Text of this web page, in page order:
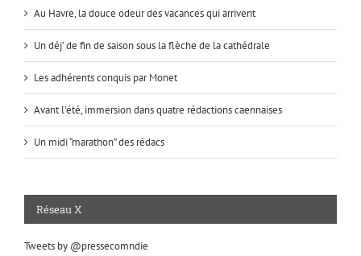
Au Havre, la douce odeur des vacances qui arrivent
Un déj’ de fin de saison sous la flèche de la cathédrale
Les adhérents conquis par Monet
Avant l’été, immersion dans quatre rédactions caennaises
Un midi “marathon” des rédacs
Réseau X
Tweets by @pressecomndie